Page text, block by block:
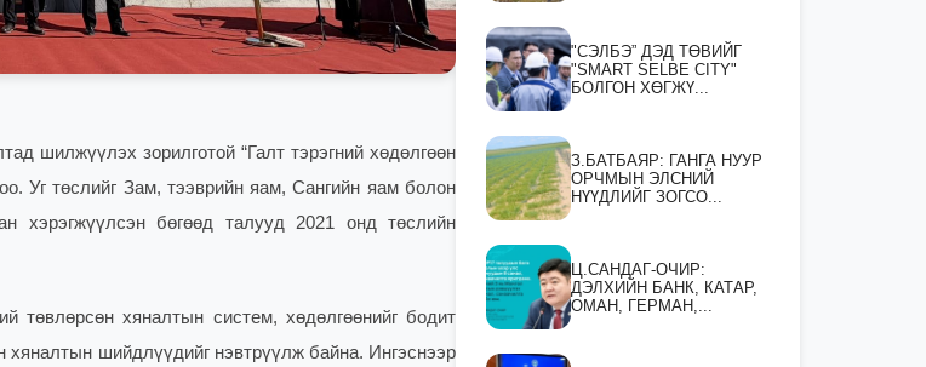
шилжүүлэх зорилготой “Галт тэрэгний хөдөлгөөн
Уг төслийг Зам, тээврийн яам, Сангийн яам болон
хэрэгжүүлсэн бөгөөд талууд 2021 онд төслийн
төвлөрсөн хяналтын систем, хөдөлгөөнийг бодит
хяналтын шийдлүүдийг нэвтрүүлж байна. Ингэснээр
"СЭЛБЭ” ДЭД ТӨВИЙГ
"SMART SELBE CITY"
БОЛГОН ХӨГЖҮ...
З.БАТБАЯР: ГАНГА НУУР
ОРЧМЫН ЭЛСНИЙ
НҮҮДЛИЙГ ЗОГСО...
Ц.САНДАГ-ОЧИР:
ДЭЛХИЙН БАНК, КАТАР,
ОМАН, ГЕРМАН,...